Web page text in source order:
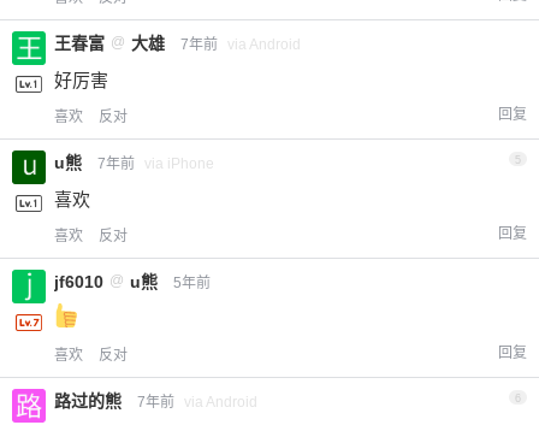
王春富 @ 大雄 7年前 via Android
好厉害
喜欢 反对 回复
u熊 7年前 via iPhone 5
喜欢
喜欢 反对 回复
jf6010 @ u熊 5年前
喜欢 反对 回复
路过的熊 7年前 via Android